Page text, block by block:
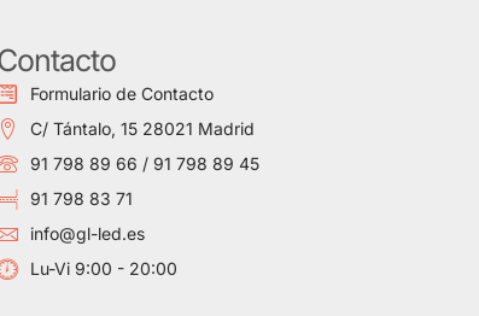
Formulario de Contacto
C/ Tántalo, 15 28021 Madrid
91 798 89 66 / 91 798 89 45
91 798 83 71
info@gl-led.es
Lu-Vi 9:00 - 20:00